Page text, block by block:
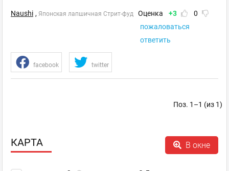
Naushi , Японская лапшичная Стрит-фуд Оценка +3
0
пожаловаться
ответить
facebook twitter
Поз. 1–1 (из 1)
КАРТА В окне